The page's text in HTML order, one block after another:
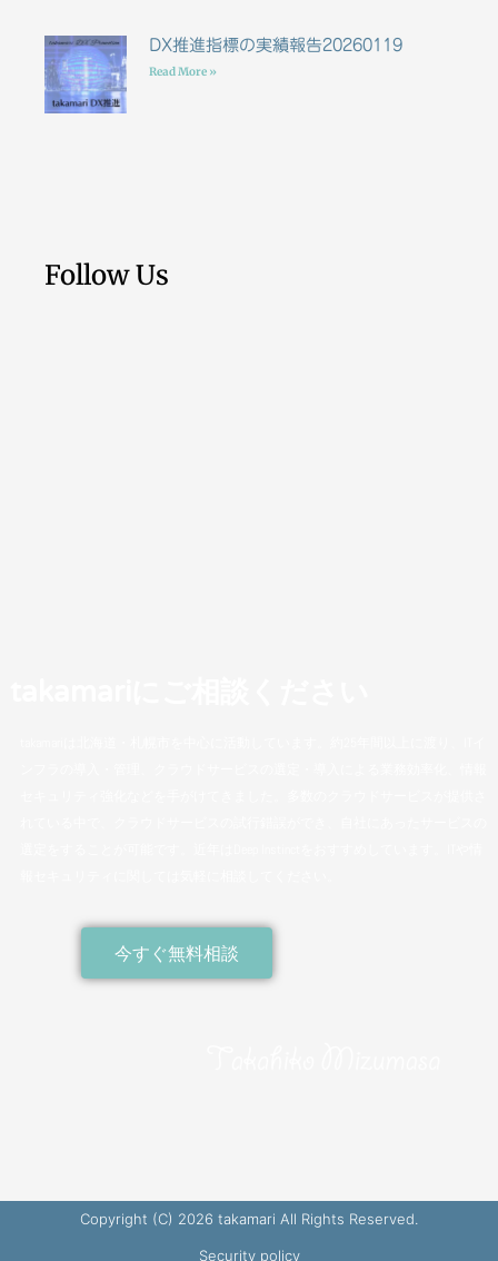
DX推進指標の実績報告20260119
Read More »
Follow Us
今すぐ無料相談
Copyright (C) 2026 takamari All Rights Reserved.
Security policy